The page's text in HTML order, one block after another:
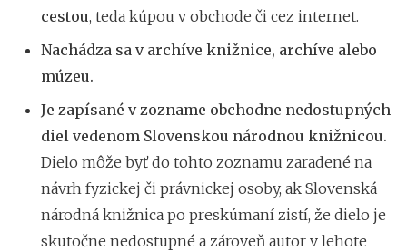
cestou, teda kúpou v obchode či cez internet.
Nachádza sa v archíve knižnice, archíve alebo
múzeu.
Je zapísané v zozname obchodne nedostupných
diel vedenom Slovenskou národnou knižnicou.
Dielo môže byť do tohto zoznamu zaradené na
návrh fyzickej či právnickej osoby, ak Slovenská
národná knižnica po preskúmaní zistí, že dielo je
skutočne nedostupné a zároveň autor v lehote